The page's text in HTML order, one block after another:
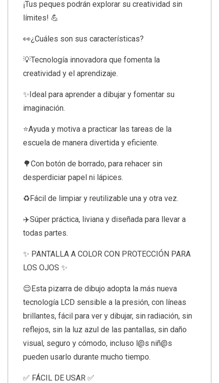
¡Tus peques podrán explorar su creatividad sin
límites! 💪
👀¿Cuáles son sus características?
💡Tecnología innovadora que fomenta la
creatividad y el aprendizaje.
✨Ideal para aprender a dibujar y fomentar su
imaginación.
⭐️Ayuda y motiva a practicar las tareas de la
escuela de manera divertida y eficiente.
🌳Con botón de borrado, para rehacer sin
desperdiciar papel ni lápices.
♻️Fácil de limpiar y reutilizable una y otra vez.
✈️Súper práctica, liviana y diseñada para llevar a
todas partes.
✨ PANTALLA A COLOR CON PROTECCIÓN PARA
LOS OJOS ✨
😌Esta pizarra de dibujo adopta la más nueva
tecnología LCD sensible a la presión, con líneas
brillantes, fácil para ver y dibujar, sin radiación, sin
reflejos, sin la luz azul de las pantallas, sin daño
visual, seguro y cómodo, incluso l@s niñ@s
pueden usarlo durante mucho tiempo.
✅ FÁCIL DE USAR ✅